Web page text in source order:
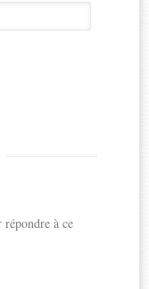
à ce